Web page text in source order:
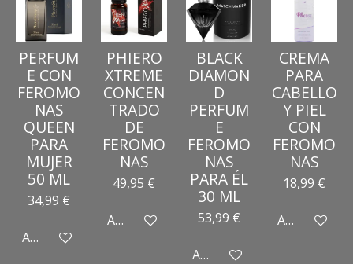
PERFUM
E CON
FEROMO
NAS
QUEEN
PARA
MUJER
50 ML
34,99 €
Añadir al carrito
PHIERO
XTREME
CONCEN
TRADO
DE
FEROMO
NAS
49,95 €
Añadir al carrito
BLACK
DIAMON
D
PERFUM
E
FEROMO
NAS
PARA ÉL
30 ML
53,99 €
Añadir al carrito
CREMA
PARA
CABELLO
Y PIEL
CON
FEROMO
NAS
18,99 €
Añadir al